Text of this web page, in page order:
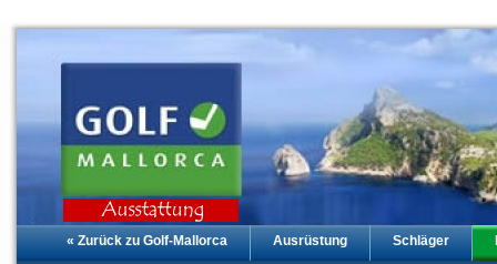
« Zurück zu Golf-Mallorca Ausrüstung Schläger